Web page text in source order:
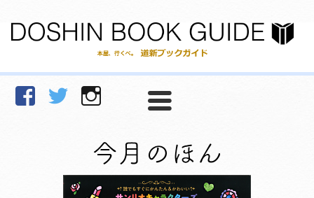
facebookTwitter Instagram